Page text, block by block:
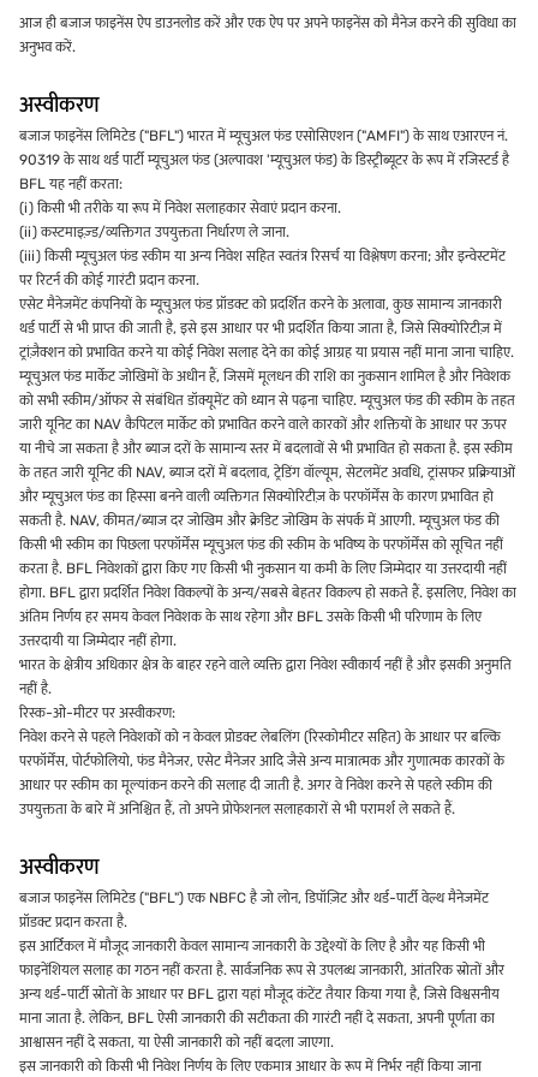
आज ही बजाज फाइनेंस ऐप डाउनलोड करें और एक ऐप पर अपने फाइनेंस को मैनेज करने की सुविधा का
अनुभव करें.
अस्वीकरण
बजाज फाइनेंस लिमिटेड ("BFL") भारत में म्यूचुअल फंड एसोसिएशन ("AMFI") के साथ एआरएन नं.
90319 के साथ थर्ड पार्टी म्यूचुअल फंड (अल्पावश 'म्यूचुअल फंड) के डिस्ट्रीब्यूटर के रूप में रजिस्टर्ड है
BFL यह नहीं करता:
(i) किसी भी तरीके या रूप में निवेश सलाहकार सेवाएं प्रदान करना.
(ii) कस्टमाइज़्ड/व्यक्तिगत उपयुक्तता निर्धारण ले जाना.
(iii) किसी म्यूचुअल फंड स्कीम या अन्य निवेश सहित स्वतंत्र रिसर्च या विश्लेषण करना; और इन्वेस्टमेंट
पर रिटर्न की कोई गारंटी प्रदान करना.
एसेट मैनेजमेंट कंपनियों के म्यूचुअल फंड प्रॉडक्ट को प्रदर्शित करने के अलावा, कुछ सामान्य जानकारी
थर्ड पार्टी से भी प्राप्त की जाती है, इसे इस आधार पर भी प्रदर्शित किया जाता है, जिसे सिक्योरिटीज़ में
ट्रांज़ैक्शन को प्रभावित करने या कोई निवेश सलाह देने का कोई आग्रह या प्रयास नहीं माना जाना चाहिए.
म्यूचुअल फंड मार्केट जोखिमों के अधीन हैं, जिसमें मूलधन की राशि का नुकसान शामिल है और निवेशक
को सभी स्कीम/ऑफर से संबंधित डॉक्यूमेंट को ध्यान से पढ़ना चाहिए. म्यूचुअल फंड की स्कीम के तहत
जारी यूनिट का NAV कैपिटल मार्केट को प्रभावित करने वाले कारकों और शक्तियों के आधार पर ऊपर
या नीचे जा सकता है और ब्याज दरों के सामान्य स्तर में बदलावों से भी प्रभावित हो सकता है. इस स्कीम
के तहत जारी यूनिट की NAV, ब्याज दरों में बदलाव, ट्रेडिंग वॉल्यूम, सेटलमेंट अवधि, ट्रांसफर प्रक्रियाओं
और म्यूचुअल फंड का हिस्सा बनने वाली व्यक्तिगत सिक्योरिटीज़ के परफॉर्मेंस के कारण प्रभावित हो
सकती है. NAV, कीमत/ब्याज दर जोखिम और क्रेडिट जोखिम के संपर्क में आएगी. म्यूचुअल फंड की
किसी भी स्कीम का पिछला परफॉर्मेंस म्यूचुअल फंड की स्कीम के भविष्य के परफॉर्मेंस को सूचित नहीं
करता है. BFL निवेशकों द्वारा किए गए किसी भी नुकसान या कमी के लिए जिम्मेदार या उत्तरदायी नहीं
होगा. BFL द्वारा प्रदर्शित निवेश विकल्पों के अन्य/सबसे बेहतर विकल्प हो सकते हैं. इसलिए, निवेश का
अंतिम निर्णय हर समय केवल निवेशक के साथ रहेगा और BFL उसके किसी भी परिणाम के लिए
उत्तरदायी या जिम्मेदार नहीं होगा.
भारत के क्षेत्रीय अधिकार क्षेत्र के बाहर रहने वाले व्यक्ति द्वारा निवेश स्वीकार्य नहीं है और इसकी अनुमति
नहीं है.
रिस्क-ओ-मीटर पर अस्वीकरण:
निवेश करने से पहले निवेशकों को न केवल प्रोडक्ट लेबलिंग (रिस्कोमीटर सहित) के आधार पर बल्कि
परफॉर्मेंस, पोर्टफोलियो, फंड मैनेजर, एसेट मैनेजर आदि जैसे अन्य मात्रात्मक और गुणात्मक कारकों के
आधार पर स्कीम का मूल्यांकन करने की सलाह दी जाती है. अगर वे निवेश करने से पहले स्कीम की
उपयुक्तता के बारे में अनिश्चित हैं, तो अपने प्रोफेशनल सलाहकारों से भी परामर्श ले सकते हैं.
अस्वीकरण
बजाज फाइनेंस लिमिटेड ("BFL") एक NBFC है जो लोन, डिपॉज़िट और थर्ड-पार्टी वेल्थ मैनेजमेंट
प्रॉडक्ट प्रदान करता है.
इस आर्टिकल में मौजूद जानकारी केवल सामान्य जानकारी के उद्देश्यों के लिए है और यह किसी भी
फाइनेंशियल सलाह का गठन नहीं करता है. सार्वजनिक रूप से उपलब्ध जानकारी, आंतरिक स्रोतों और
अन्य थर्ड-पार्टी स्रोतों के आधार पर BFL द्वारा यहां मौजूद कंटेंट तैयार किया गया है, जिसे विश्वसनीय
माना जाता है. लेकिन, BFL ऐसी जानकारी की सटीकता की गारंटी नहीं दे सकता, अपनी पूर्णता का
आश्वासन नहीं दे सकता, या ऐसी जानकारी को नहीं बदला जाएगा.
इस जानकारी को किसी भी निवेश निर्णय के लिए एकमात्र आधार के रूप में निर्भर नहीं किया जाना